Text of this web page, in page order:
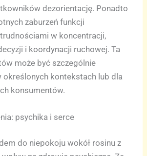
dezorientację. Ponadto
zaburzeń funkcji
w koncentracji,
i koordynacji ruchowej. Ta
może być szczególnie
określonych kontekstach lub dla
konsumentów.
psychika i serce
do niepokoju wokół rosinu z